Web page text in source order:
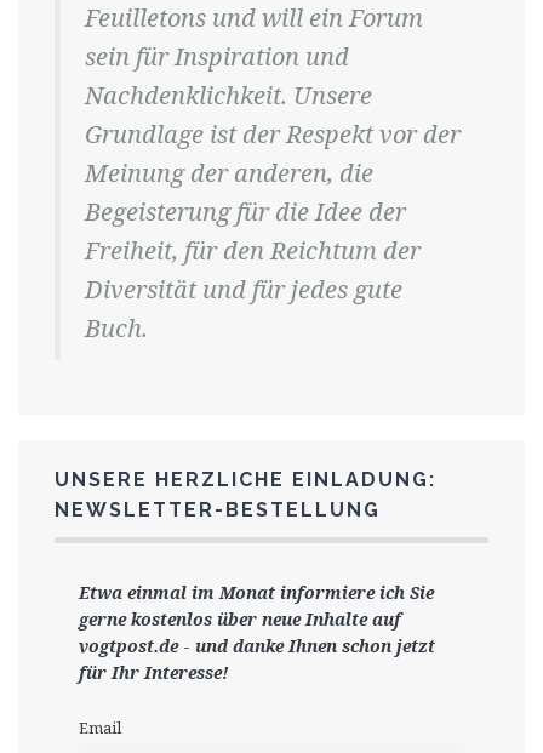
Feuilletons und will ein Forum
sein für Inspiration und
Nachdenklichkeit. Unsere
Grundlage ist der Respekt vor der
Meinung der anderen, die
Begeisterung für die Idee der
Freiheit, für den Reichtum der
Diversität und für jedes gute
Buch.
UNSERE HERZLICHE EINLADUNG:
NEWSLETTER-BESTELLUNG
Etwa einmal im Monat informiere ich Sie
gernekostenlos über neue Inhalte auf
vogtpost.de- und danke Ihnen schon jetzt
für Ihr Interesse!
Email